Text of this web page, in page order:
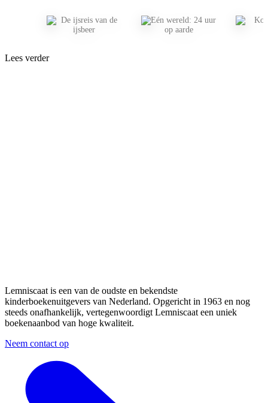
Lees verder
Lemniscaat is een van de oudste en bekendste
kinderboekenuitgevers van Nederland. Opgericht in 1963 en nog
steeds onafhankelijk, vertegenwoordigt Lemniscaat een uniek
boekenaanbod van hoge kwaliteit.
Neem contact op